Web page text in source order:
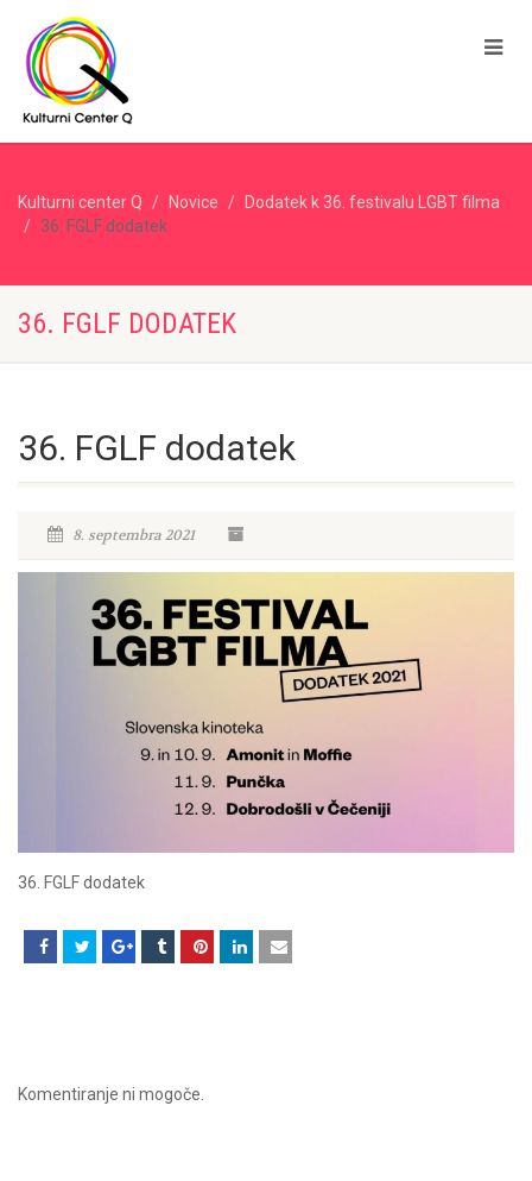
Kulturni center Q Novice
Dodatek k 36. festivalu LGBT filma
36. FGLF dodatek
36. FGLF DODATEK
36. FGLF dodatek
8. septembra 2021
36. FGLF dodatek
Komentiranje ni mogoče.